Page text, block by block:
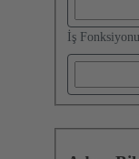
İş Fonksiyonu